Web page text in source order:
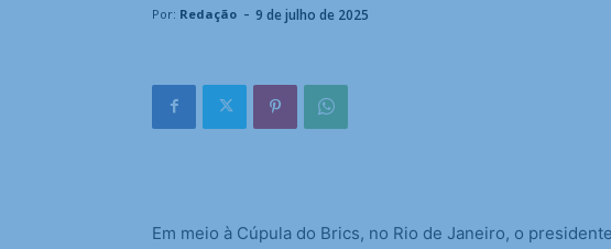
Por: Redação - 9 de julho de 2025
Em meio à Cúpula do Brics, no Rio de Janeiro, o